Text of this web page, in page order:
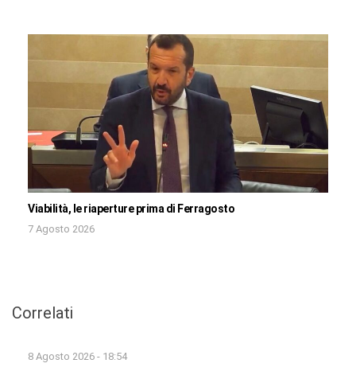
Viabilità, le riaperture prima di Ferragosto
7 Agosto 2026
Correlati
8 Agosto 2026 - 18:54